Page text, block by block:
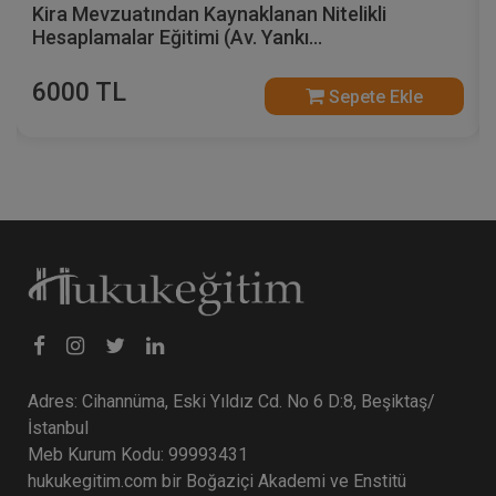
Kira Mevzuatından Kaynaklanan Nitelikli
Hesaplamalar Eğitimi (Av. Yankı
6000 TL Sepete Ekle
Adres: Cihannüma, Eski Yıldız Cd. No 6 D:8, Beşiktaş/
İstanbul
Meb Kurum Kodu: 99993431
hukukegitim.com bir Boğaziçi Akademi ve Enstitü